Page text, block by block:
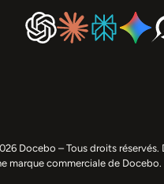
Docebo – Tous droits réservés.
marque commerciale de Docebo.